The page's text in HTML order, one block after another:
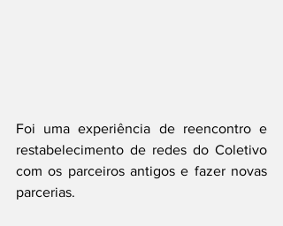
Foi uma experiência de reencontro e
restabelecimento de redes do Coletivo
com os parceiros antigos e fazer novas
parcerias.